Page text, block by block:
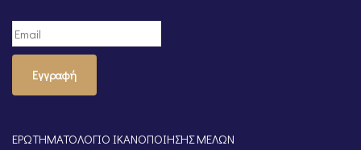
Εγγραφή
ΕΡΩΤΗΜΑΤΟΛΟΓΙΟ ΙΚΑΝΟΠΟΙΗΣΗΣ ΜΕΛΩΝ